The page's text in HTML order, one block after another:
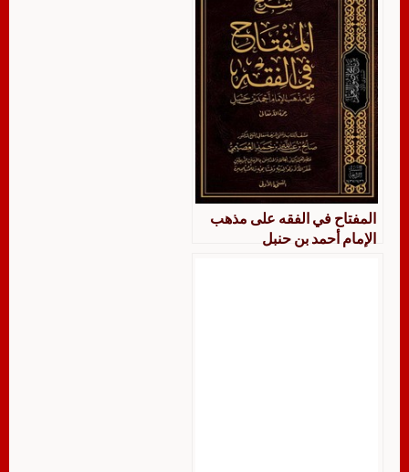
المفتاح في الفقه على مذهب
الإمام أحمد بن حنبل